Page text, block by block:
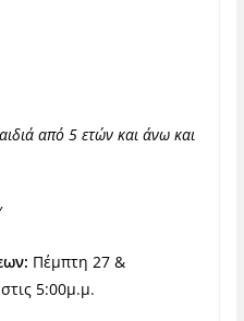
από 5 ετών και άνω και
Πέμπτη 27 &
5:00μ.μ.